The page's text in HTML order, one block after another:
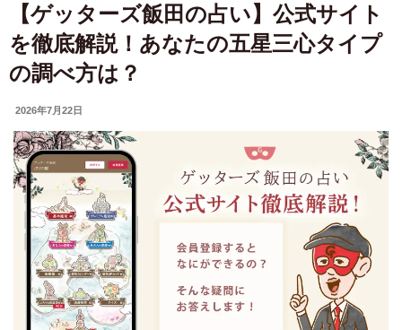
【ゲッターズ飯田の占い】公式サイト
を徹底解説！あなたの五星三心タイプ
の調べ方は？
UPDATED
2026年7月22日